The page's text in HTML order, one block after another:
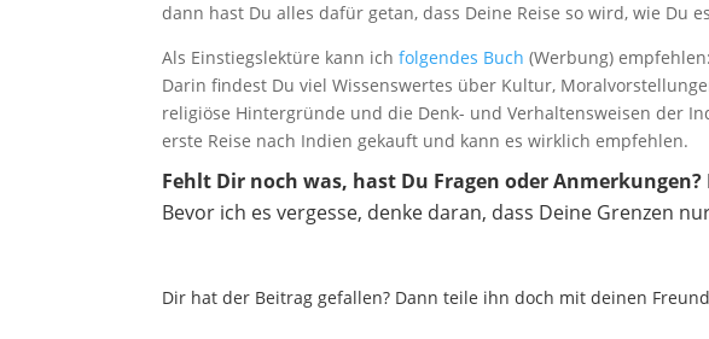
dann hast Du alles dafür getan, dass Deine Reise so wird, wie Du
Als Einstiegslektüre kann ichfolgendes Buch (Werbung) empfehlen:
Darin findest Du viel Wissenswertes über Kultur,
religiöse Hintergründe und die Denk- und Verhaltensweisen der
erste Reise nach Indien gekauft und kann es wirklich empfehlen.
Fehlt Dir noch was, hast Du Fragen oder
Bevor ich es vergesse, denke daran, dass Deine Grenzen
Dir hat der Beitrag gefallen? Dann teile ihn doch mit deinen